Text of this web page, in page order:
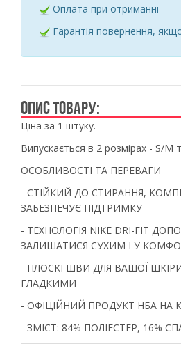
Оплата при отриманні
Гарантія повернення,
ОПИС ТОВАРУ:
Ціна за 1 штуку.
Випускається в 2 розмірах - S/M
ОСОБЛИВОСТІ ТА ПЕРЕВАГИ
- СТІЙКИЙ ДО СТИРАННЯ,
ЗАБЕЗПЕЧУЄ ПІДТРИМКУ
- ТЕХНОЛОГІЯ NIKE DRI-FIT
ЗАЛИШАТИСЯ СУХИМ І У
- ПЛОСКІ ШВИ ДЛЯ ВАШОЇ
ГЛАДКИМИ
- ОФІЦІЙНИЙ ПРОДУКТ НБА НА
- ЗМІСТ: 84% ПОЛІЕСТЕР, 16%